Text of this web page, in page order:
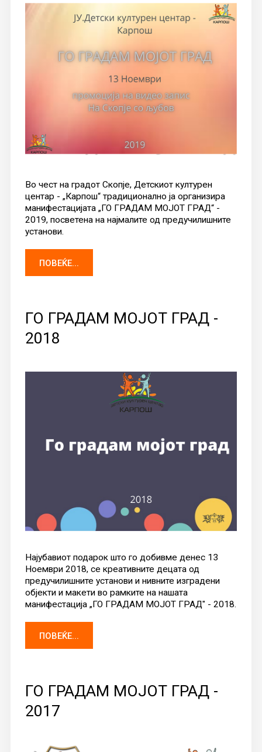
Во чест на градот Скопје, Детскиот културен
центар - „Карпош“ традиционално ја организира
манифестацијата „ГО ГРАДАМ МОЈОТ ГРАД“ -
2019, посветена на најмалите од предучилишните
установи.
ПОВЕЌЕ...
ГО ГРАДАМ МОЈОТ ГРАД -
2018
Најубавиот подарок што го добивме денес 13
Ноември 2018, се креативните децата од
предучилишните установи и нивните изградени
објекти и макети во рамките на нашата
манифестација „ГО ГРАДАМ МОЈОТ ГРАД" - 2018.
ПОВЕЌЕ...
ГО ГРАДАМ МОЈОТ ГРАД -
2017